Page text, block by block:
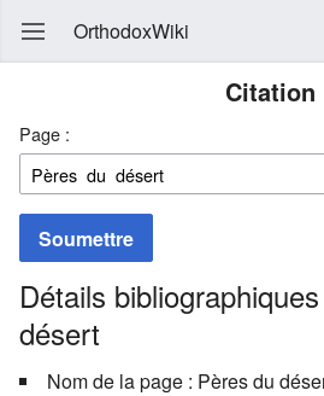
OrthodoxWiki
Citation
Page :
Soumettre
Détails
désert
Nom de la page : Pères du